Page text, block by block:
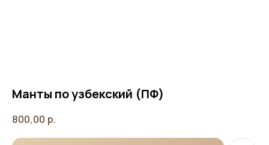
Манты по узбекский (ПФ)
800,00 р.